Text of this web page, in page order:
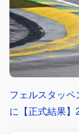
フェルスタッペ
に【正式結果】